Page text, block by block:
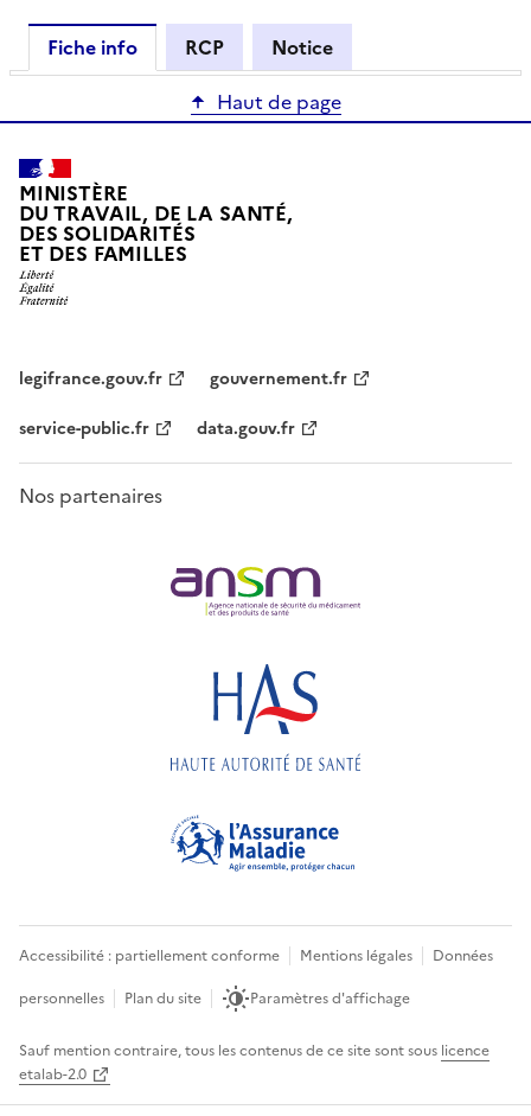
Fiche info RCP
Notice
Haut de page
MINISTÈRE
DU TRAVAIL, DE LA SANTÉ,
DES SOLIDARITÉS
ET DES FAMILLES
legifrance.gouv.fr
gouvernement.fr
service-public.fr
data.gouv.fr
Nos partenaires
Accessibilité : partiellement conforme Mentions légales
Données
personnelles
Plan du site Paramètres d'affichage
Sauf mention contraire, tous les contenus de ce site sont sous licence
etalab-2.0